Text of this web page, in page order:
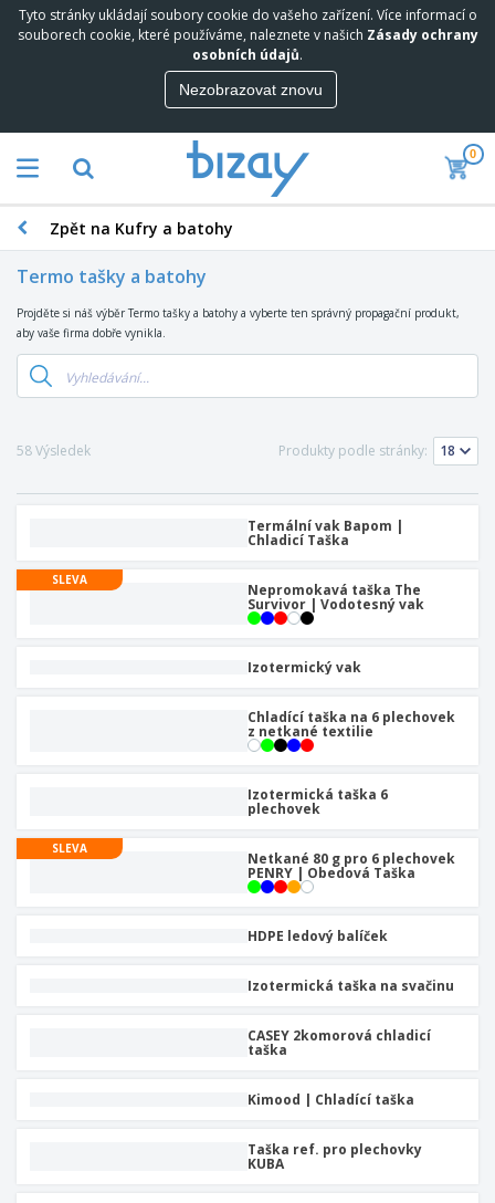
Tyto stránky ukládají soubory cookie do vašeho zařízení. Více informací o
souborech cookie, které používáme, naleznete v našich Zásady ochrany
osobních údajů.
Nezobrazovat znovu
0
Zpět na Kufry a batohy
Termo tašky a batohy
Projděte si náš výběr Termo tašky a batohy a vyberte ten správný propagační produkt,
aby vaše firma dobře vynikla.
58 Výsledek Produkty podle stránky:
Termální vak Bapom |
Chladicí Taška
SLEVA
Nepromokavá taška The
Survivor | Vodotesný vak
Izotermický vak
Chladící taška na 6 plechovek
z netkané textilie
Izotermická taška 6
plechovek
SLEVA
Netkané 80 g pro 6 plechovek
PENRY | Obedová Taška
HDPE ledový balíček
Izotermická taška na svačinu
CASEY 2komorová chladicí
taška
Kimood | Chladící taška
Taška ref. pro plechovky
KUBA